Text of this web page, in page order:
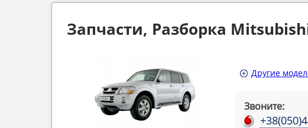
Запчасти, Разборка
Другие
Звоните: